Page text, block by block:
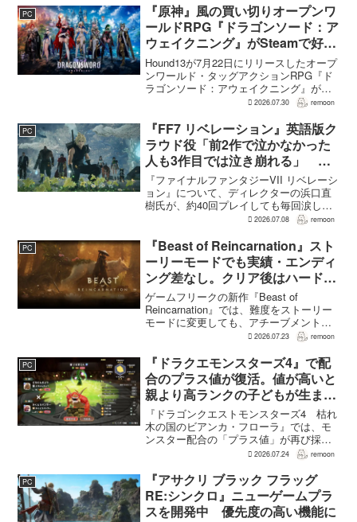
the Ron...
PC
『原神』風の買い切りオープンワ
ールドRPG『ドラゴンソード：ア
ウェイクニング』がSteamで好発
進。価格3,480円、レビュー5,000
件超で約90％好評
Hound13が7月22日にリリースしたオープ
ンワールド・タッグアクションRPG『ド
ラゴンソード：アウェイクニング』が、
Steamで好調なスタートを切った。7月30
ユーザーレビューは5,710件に達し、う...
2026.07.30 remoon
PC
『FF7 リベレーション』英語版ク
ラウド役「前2作で泣かなかった
人も3作目では泣き崩れる」 浜
口Dも約40回泣いたクラウドの重
要場面に言及
『ファイナルファンタジーVII リベレーシ
ョン』について、ディレクターの浜口直
樹氏が、約40回プレイしても毎回涙した
というクラウドの重要な場面について語
氏も、「最初の2作で泣かなかった人も...
2026.07.08 remoon
PC
『Beast of Reincarnation』スト
ーリーモードでも実績・エンディ
ング差なし。クリア後はハード超
えのNEW GAME+も
ゲームフリークの新作『Beast of
Reincarnation』では、難度をストーリー
モードに変更しても、アチーブメントや
収集要素、エンディングに違いはない。
難度のNEW GAME+も用意されてい
る。...
2026.07.23 remoon
PC
『ドラクエモンスターズ4』で配
合のプラス値が復活。値が高いと
親より高ランクの子どもが生まれ
ることも
『ドラゴンクエストモンスターズ4 枯れ
木の国のビアンカ・フローラ』では、モ
ンスター配合の「プラス値」が再び採用
される。配合を繰り返すことで数値が増
が高くなる補正がかかる。前作『ドラゴ
ンクエストモンスターズ...
2026.07.24 remoon
PC
『アサクリ ブラック フラッグ
RE:シンクロ』ニューゲームプラ
スを開発中 優先度の高い機能に